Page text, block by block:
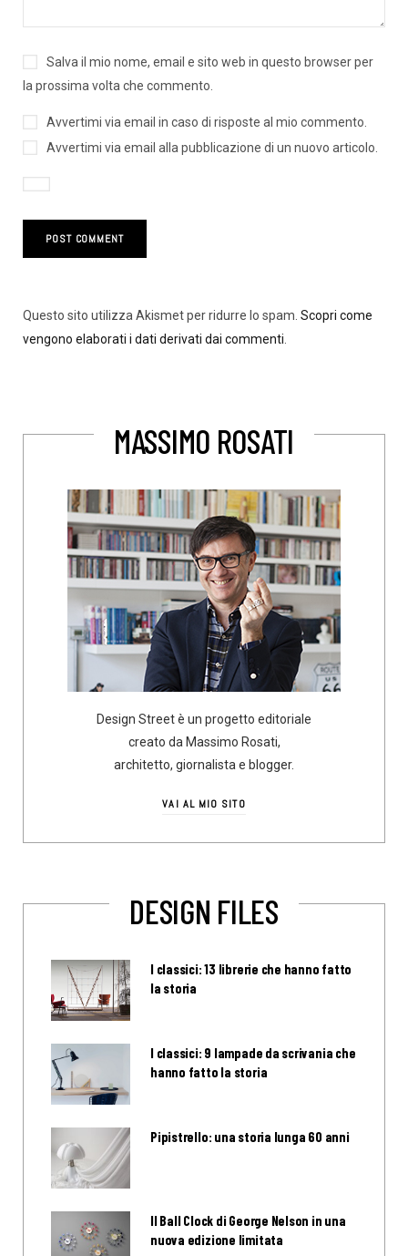
Salva il mio nome, email e sito web in questo browser per
la prossima volta che commento.
Avvertimi via email in caso di risposte al mio commento.
Avvertimi via email alla pubblicazione di un nuovo articolo.
Questo sito utilizza Akismet per ridurre lo spam. Scopri come
vengono elaborati i dati derivati dai commenti
MASSIMO ROSATI
Design Street è un progetto editoriale
creato da Massimo Rosati,
architetto, giornalista e blogger.
VAI AL MIO SITO
DESIGN FILES
I classici: 13 librerie che hanno fatto
la storia
I classici: 9 lampade da scrivania che
hanno fatto la storia
Pipistrello: una storia lunga 60 anni
Il Ball Clock di George Nelson in una
nuova edizione limitata